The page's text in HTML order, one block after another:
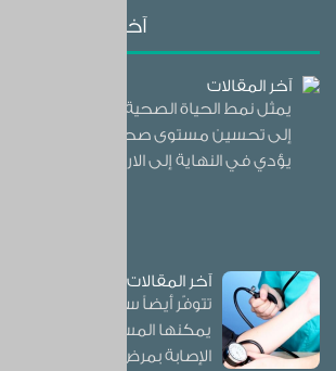
آخر المقالات
آخر المقالات
يمثل نمط الحياة الصحية مجموعة من
إلى تحسين مستوى صحة الأفراد والوقاية
يؤدي في النهاية إلى الارتقاء بمستوى
آخر المقالات
تتوفّر أيضاً سلوكيات عديدة
يمكنها المساعدة بشكل كبير
الإصابة بمرض ارتفاع ضغط